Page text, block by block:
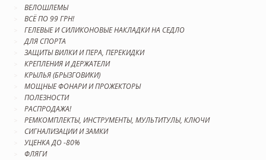
ВЕЛОШЛЕМЫ
ВСЁ ПО 99 ГРН!
ГЕЛЕВЫЕ И СИЛИКОНОВЫЕ НАКЛАДКИ НА СЕДЛО
ДЛЯ СПОРТА
ЗАЩИТЫ ВИЛКИ И ПЕРА, ПЕРЕКИДКИ
КРЕПЛЕНИЯ И ДЕРЖАТЕЛИ
КРЫЛЬЯ (БРЫЗГОВИКИ)
МОЩНЫЕ ФОНАРИ И ПРОЖЕКТОРЫ
ПОЛЕЗНОСТИ
РАСПРОДАЖА!
РЕМКОМПЛЕКТЫ, ИНСТРУМЕНТЫ, МУЛЬТИТУЛЫ, КЛЮЧИ
СИГНАЛИЗАЦИИ И ЗАМКИ
УЦЕНКА ДО -80%
ФЛЯГИ